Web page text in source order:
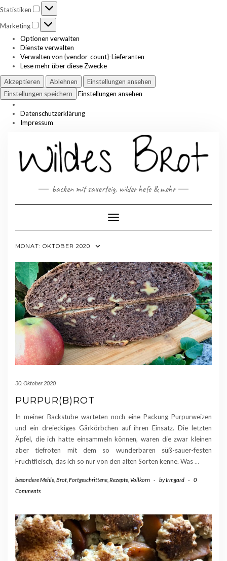
Statistiken Statistiken
Marketing
Marketing
Optionen verwalten
Dienste verwalten
Verwalten von {vendor_count}-Lieferanten
Lese mehr über diese Zwecke
Akzeptieren
Ablehnen
Einstellungen ansehen
Einstellungen speichern
Einstellungen ansehen
Datenschutzerklärung
Impressum
content
backen mit sauerteig, wilder hefe & mehr
Toggle Navigation
MONAT: OKTOBER 2020
30. Oktober 2020
PURPUR(B)ROT
In meiner Backstube warteten noch eine Packung Purpurweizen
und ein dreieckiges Gärkörbchen auf ihren Einsatz. Die letzten
Äpfel, die ich hatte einsammeln können, waren die zwar kleinen
aber tiefroten mit dem so wunderbaren süß-sauer-festen
Fruchtfleisch, das ich so nur von den alten Sorten kenne. Was …
besondere Mehle Brot Fortgeschrittene Rezepte Vollkorn - byIrmgard -
0
Comments